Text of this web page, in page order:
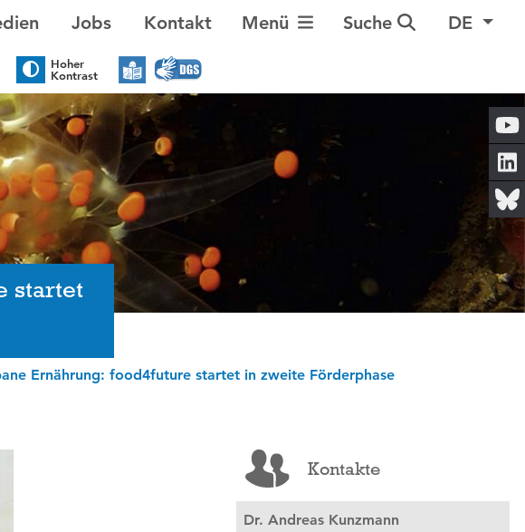
Jobs Kontakt Navigation umschalten
Menü Suche DE
Hoher
Kontrast
startet
Ernährung: food4future startet in zweite Förderphase
Kontakte
Dr. Andreas Kunzmann